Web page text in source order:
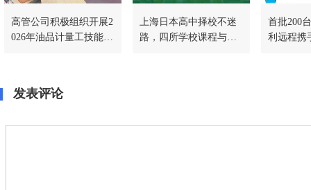
高管公司积极组织开展2
026年油品计量工技能竞
上海日本高中择校不迷
路，四所学校课程与升
首批200
利远程携
发表评论